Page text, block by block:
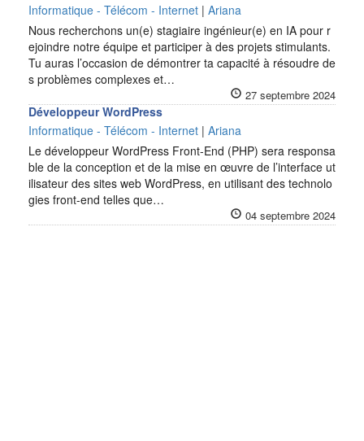
Informatique - Télécom - Internet | Ariana
Nous recherchons un(e) stagiaire ingénieur(e) en IA pour r
ejoindre notre équipe et participer à des projets stimulants.
Tu auras l’occasion de démontrer ta capacité à résoudre de
s problèmes complexes et…
27 septembre 2024
Développeur WordPress
Informatique - Télécom - Internet | Ariana
Le développeur WordPress Front-End (PHP) sera responsa
ble de la conception et de la mise en œuvre de l’interface ut
ilisateur des sites web WordPress, en utilisant des technolo
gies front-end telles que…
04 septembre 2024